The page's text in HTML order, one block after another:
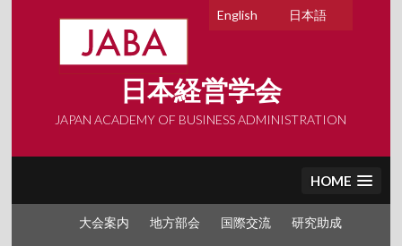
日本語
English
日本経営学会
JAPAN ACADEMY OF BUSINESS ADMINISTRATION
HOME
大会案内 地方部会 国際交流 研究助成